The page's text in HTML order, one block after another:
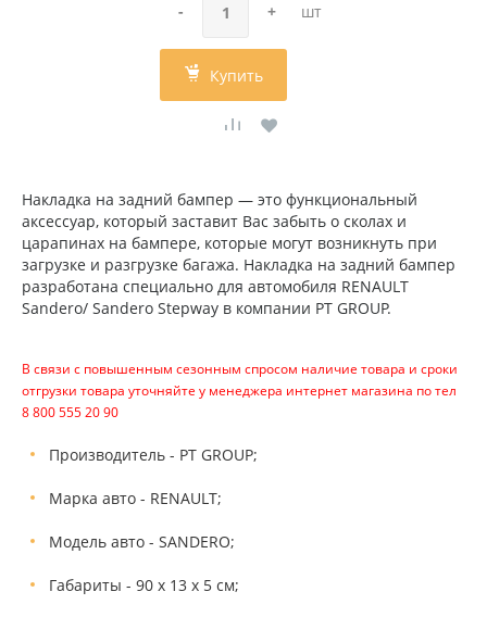
- + шт
Купить
Накладка на задний бампер — это функциональный
аксессуар, который заставит Вас забыть о сколах и
царапинах на бампере, которые могут возникнуть при
загрузке и разгрузке багажа. Накладка на задний бампер
разработана специально для автомобиля RENAULT
Sandero/ Sandero Stepway в компании PT GROUP.
В связи с повышенным сезонным спросом наличие товара и сроки
отгрузки товара уточняйте у менеджера интернет магазина по тел
8 800 555 20 90
Производитель - PT GROUP;
Марка авто - RENAULT;
Модель авто - SANDERO;
Габариты - 90 х 13 х 5 см;